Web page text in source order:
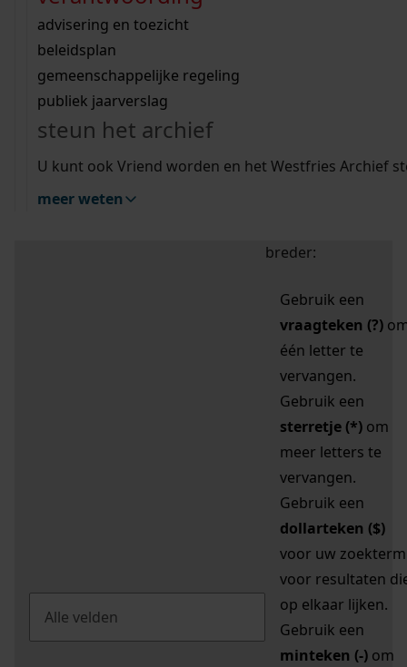
bouwvergunningen
omgevingsvergunningen
vergunningen
beeld en geluid
uitleg nodig?
Wij helpen u op weg met een aantal zoektips.
bekijk alle zoektips
Wij helpen u op weg met een aantal zoektips.
bekijk alle zoektips
bekijk ons geschiedenislokaal
advisering en toezicht
beleidsplan
gemeenschappelijke regeling
publiek jaarverslag
steun het archief
U kunt ook Vriend worden en het Westfries Archief
meer weten
zoektips
Mijn Studiezaal (inloggen)
uw zoekopdracht te
breder:
Gebruik een
vraagteken (?)
één letter te
vervangen.
Gebruik een
sterretje (*) om
meer letters te
vervangen.
Gebruik een
dollarteken ($)
voor uw zoekterm
voor resultaten
op elkaar lijken.
Gebruik een
minteken (-) om